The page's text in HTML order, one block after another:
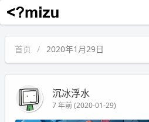
沉冰浮水
首页 2020年1月29日
沉冰浮水
7 年前 (2020-01-29)